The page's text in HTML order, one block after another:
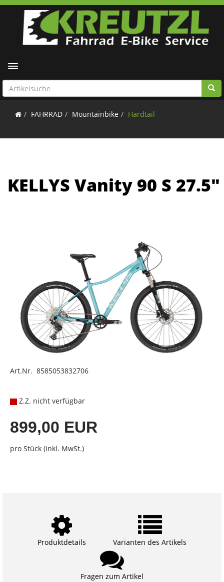
Toggle navigation
FAHRRAD Mountainbike Hardtail
KELLYS Vanity 90 S 27.5"
Art.Nr. 8585053832706
Z.Z. nicht verfügbar
899,00 EUR
pro Stück (inkl. MwSt.)
Produktdetails Varianten des Artikels
Fragen zum Artikel